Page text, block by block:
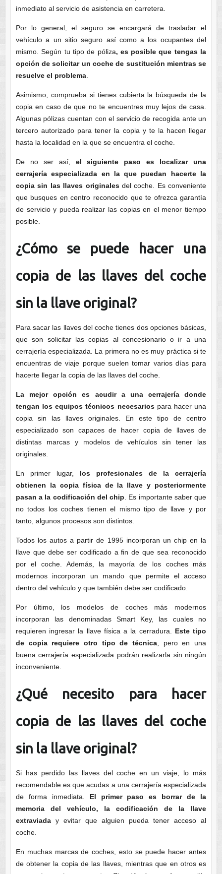
inmediato al servicio de asistencia en carretera.
Por lo general, el seguro se encargará de trasladar el
vehículo a un sitio seguro así como a los ocupantes del
mismo. Según tu tipo de póliza, es posible que tengas la
opción de solicitar un coche de sustitución mientras se
resuelve el problema.
Asimismo, comprueba si tienes cubierta la búsqueda de la
copia en caso de que no te encuentres muy lejos de casa.
Algunas pólizas cuentan con el servicio de recogida ante un
tercero autorizado para tener la copia y te la hacen llegar
hasta la localidad en la que se encuentra el coche.
De no ser así, el siguiente paso es localizar una
cerrajería especializada en la que puedan hacerte la
copia sin las llaves originalesdel coche. Es conveniente
que busques en centro reconocido que te ofrezca garantía
de servicio y pueda realizar las copias en el menor tiempo
posible.
¿Cómo se puede hacer una
copia de las llaves del coche
sin la llave original?
Para sacar las llaves del coche tienes dos opciones básicas,
que son solicitar las copias al concesionario o ir a una
cerrajería especializada. La primera no es muy práctica si te
encuentras de viaje porque suelen tomar varios días para
hacerte llegar la copia de las llaves del coche.
La mejor opción es acudir a una cerrajería donde
tengan los equipos técnicos necesariospara hacer una
copia sin las llaves originales. En este tipo de centro
especializado son capaces de hacer copia de llaves de
distintas marcas y modelos de vehículos sin tener las
originales.
En primer lugar, los profesionales de la cerrajería
obtienen la copia física de la llave y posteriormente
pasan a la codificación del chip. Es importante saber que
no todos los coches tienen el mismo tipo de llave y por
tanto, algunos procesos son distintos.
Todos los autos a partir de 1995 incorporan un chip en la
llave que debe ser codificado a fin de que sea reconocido
por el coche. Además, la mayoría de los coches más
modernos incorporan un mando que permite el acceso
dentro del vehículo y que también debe ser codificado.
Por último, los modelos de coches más modernos
incorporan las denominadas Smart Key, las cuales no
requieren ingresar la llave física a la cerradura. Este tipo
de copia requiere otro tipo de técnica, pero en una
buena cerrajería especializada podrán realizarla sin ningún
inconveniente.
¿Qué necesito para hacer
copia de las llaves del coche
sin la llave original?
Si has perdido las llaves del coche en un viaje, lo más
recomendable es que acudas a una cerrajería especializada
de forma inmediata. El primer paso es borrar de la
memoria del vehículo, la codificación de la llave
extraviada y evitar que alguien pueda tener acceso al
coche.
En muchas marcas de coches, esto se puede hacer antes
de obtener la copia de las llaves, mientras que en otros es